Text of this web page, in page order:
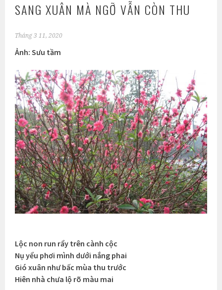
SANG XUÂN MÀ NGỠ VẪN CÒN THU
Tháng 3 11, 2020
Ảnh: Sưu tầm
Lộc non run rẩy trên cành cộc
Nụ yểu phơi mình dưới nắng phai
Gió xuân như bấc mùa thu trước
Hiên nhà chưa lộ rõ màu mai